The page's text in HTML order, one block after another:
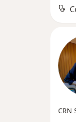
CRN